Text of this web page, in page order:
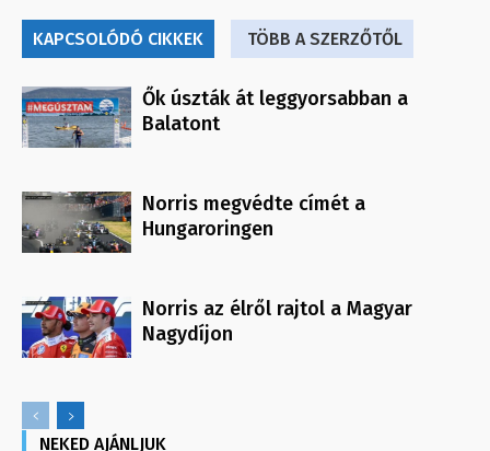
KAPCSOLÓDÓ CIKKEK TÖBB A SZERZŐTŐL
Ők úszták át leggyorsabban a
Balatont
Norris megvédte címét a
Hungaroringen
Norris az élről rajtol a Magyar
Nagydíjon
NEKED AJÁNLJUK